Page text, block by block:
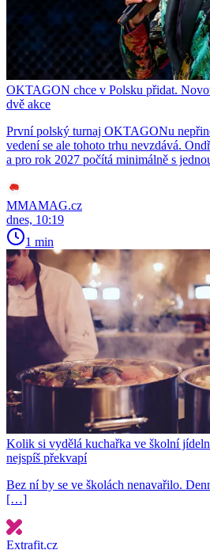
OKTAGON chce v Polsku přidat.
dvě akce
První polský turnaj OKTAGONu
vedení se ale tohoto trhu nevzdává.
a pro rok 2027 počítá minimálně s
MMAMAG.cz
dnes, 10:19
1 min
Kolik si vydělá kuchařka ve školní
nejspíš překvapí
Bez ní by se ve školách nenavařilo.
[…]
Extrafit.cz